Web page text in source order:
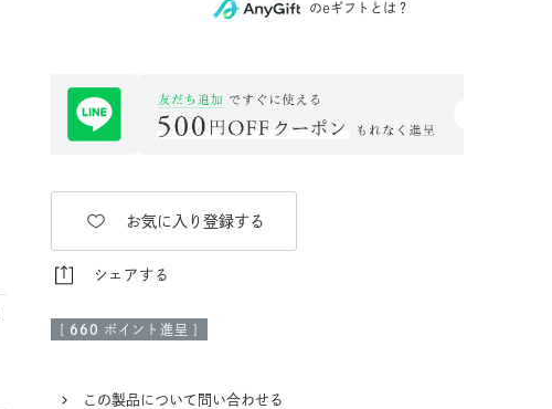
のeギフトとは？
お気に入り登録する
シェアする
660 ポイント進呈 ]
この製品について問い合わせる